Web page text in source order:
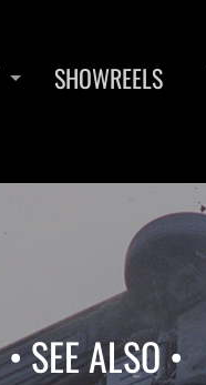
SHOWREELS
• SEE ALSO •